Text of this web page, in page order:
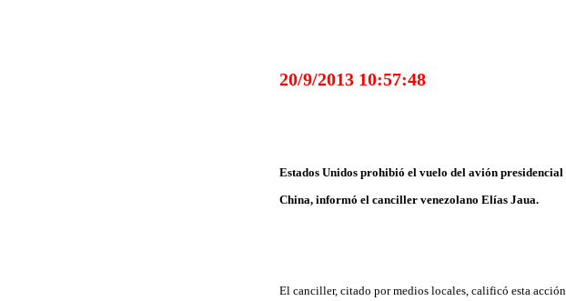
20/9/2013 10:57:48
Estados Unidos prohibió el vuelo del avión
China, informó el canciller venezolano Elías Jaua.
El canciller, citado por medios locales, calificó esta